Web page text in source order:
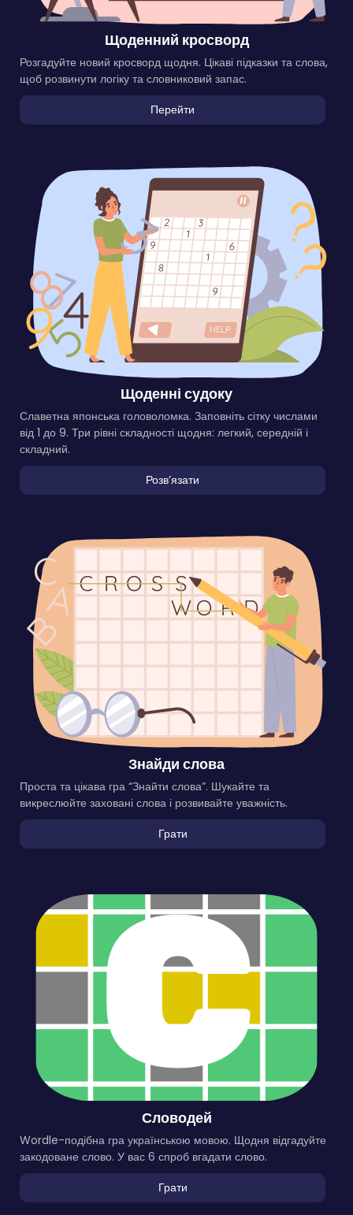
Щоденний кросворд
Розгадуйте новий кросворд щодня. Цікаві підказки та слова,
щоб розвинути логіку та словниковий запас.
Перейти
Щоденні судоку
Славетна японська головоломка. Заповніть сітку числами
від 1 до 9. Три рівні складності щодня: легкий, середній і
складний.
Розвʼязати
Знайди слова
Проста та цікава гра “Знайти слова”. Шукайте та
викреслюйте заховані слова і розвивайте уважність.
Грати
Словодей
Wordle-подібна гра українською мовою. Щодня відгадуйте
закодоване слово. У вас 6 спроб вгадати слово.
Грати